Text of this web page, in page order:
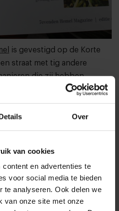
Over
van cookies
en advertenties te
voor social media te bieden
te analyseren. Ook delen we
van onze site met onze
is gevestigd op de Korte
straat met tig andere
die zij hebben
magazine. Het
in de keuken van het
vaste gasten!—aan
en gegarandeerde
voor adverteerders, en